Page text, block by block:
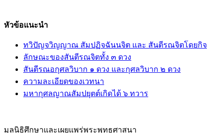
หัวข้อแนะนำ
ทวิปัญจวิญญาณ สัมปฏิจฉันนจิต และ สันตีรณจิตโดยกิจ
ลักษณะของสันตีรณจิตทั้ง ๓ ดวง
สันตีรณอกุศลวิบาก ๑ ดวง และกุศลวิบาก ๒ ดวง
ความละเอียดของเวทนา
มหากุศลญาณสัมปยุตต์เกิดได้ ๖ ทวาร
มูลนิธิศึกษาและเผยแพร่พระพุทธศาสนา